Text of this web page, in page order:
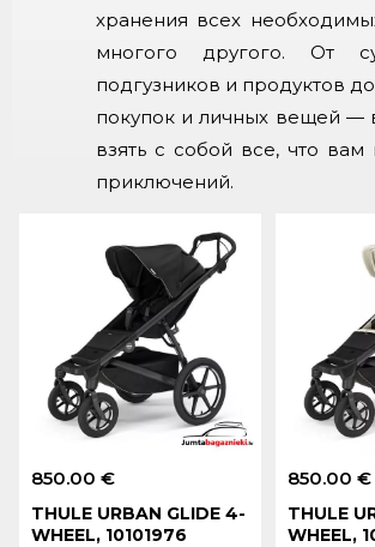
хранения всех
многого другого. От
подгузников и продуктов
покупок и личных вещей —
взять с собой все, что
приключений.
850.00 €
THULE URBAN GLIDE 4-
WHEEL, 10101976
850.00 €
THULE
WHEEL,